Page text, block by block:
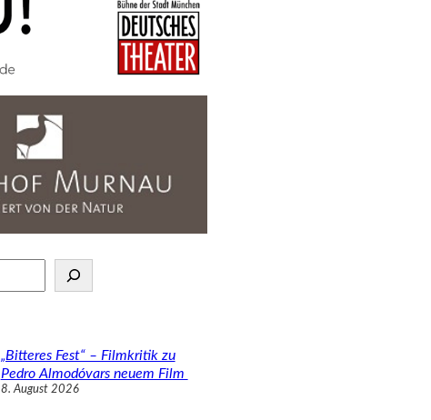
„Bitteres Fest“ – Filmkritik zu
Pedro Almodóvars neuem Film
8. August 2026